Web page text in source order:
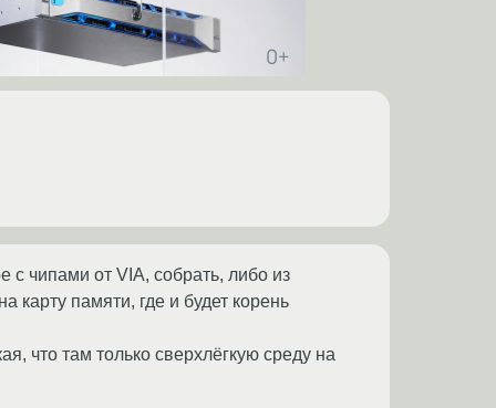
чипами от VIA, собрать, либо из
памяти, где и будет корень
что там только сверхлёгкую среду на